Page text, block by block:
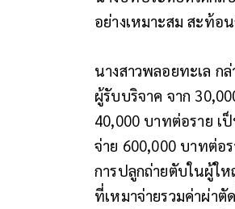
อย่างเหมาะสม สะท้อ
นางสาวพลอยทะเล ก
ผู้รับบริจาค จาก
40,000 บาทต่อราย เ
จ่าย 600,000 บาทต่อ
การปลูกถ่ายตับในผู้ให
ที่เหมาจ่ายรวมค่าผ่า